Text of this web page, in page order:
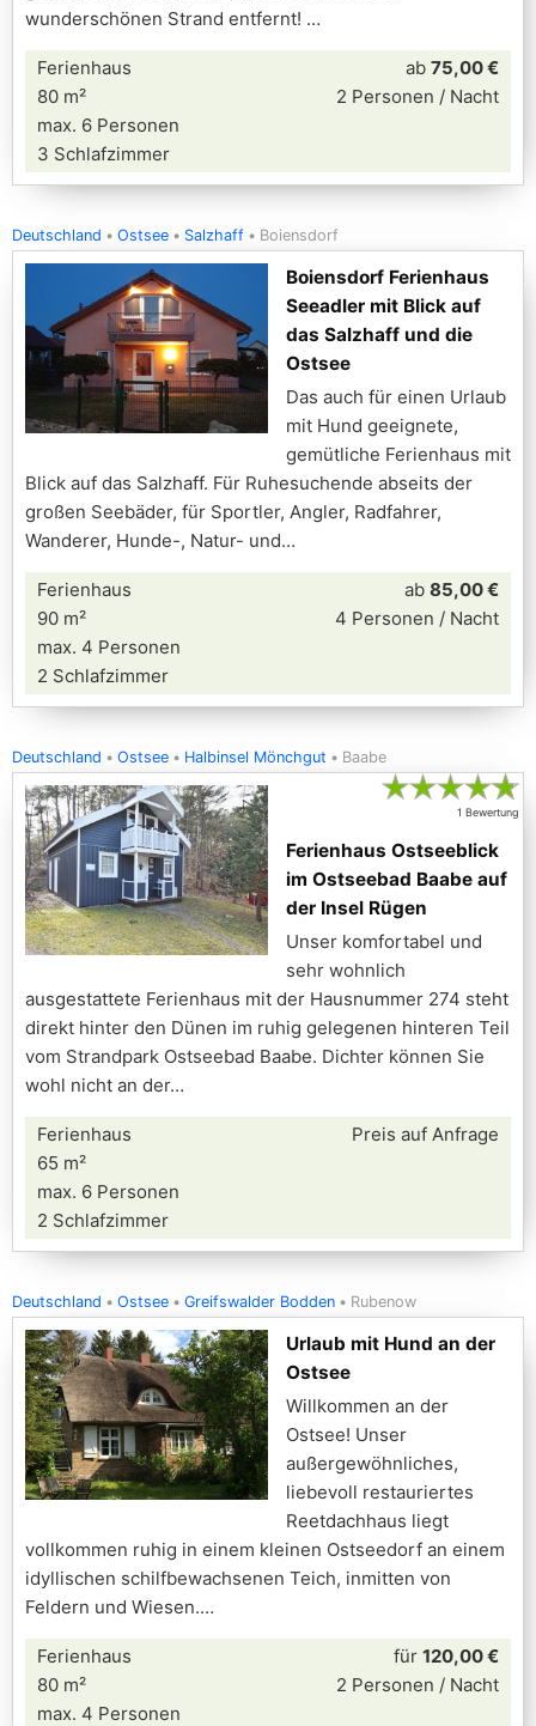
wunderschönen Strand entfernt!
Ferienhaus
80 m²
max. 6 Personen
3 Schlafzimmer
ab 75,00 €
2 Personen / Nacht
Deutschland Ostsee Salzhaff Boiensdorf
Boiensdorf Ferienhaus
Seeadler mit Blick auf
das Salzhaff und die
Ostsee
Das auch für einen Urlaub
mit Hund geeignete,
gemütliche Ferienhaus mit
Blick auf das Salzhaff. Für Ruhesuchende abseits der
großen Seebäder, für Sportler, Angler, Radfahrer,
Wanderer, Hunde-, Natur- und
Ferienhaus
90 m²
max. 4 Personen
2 Schlafzimmer
ab 85,00 €
4 Personen / Nacht
Deutschland Ostsee Halbinsel Mönchgut Baabe
★★★★★
1 Bewertung
Ferienhaus Ostseeblick
im Ostseebad Baabe auf
der Insel Rügen
Unser komfortabel und
sehr wohnlich
ausgestattete Ferienhaus mit der Hausnummer 274 steht
direkt hinter den Dünen im ruhig gelegenen hinteren Teil
vom Strandpark Ostseebad Baabe. Dichter können Sie
wohl nicht an der
Ferienhaus
65 m²
max. 6 Personen
2 Schlafzimmer
Preis auf Anfrage
Deutschland Ostsee Greifswalder Bodden Rubenow
Urlaub mit Hund an der
Ostsee
Willkommen an der
Ostsee! Unser
außergewöhnliches,
liebevoll restauriertes
Reetdachhaus liegt
vollkommen ruhig in einem kleinen Ostseedorf an einem
idyllischen schilfbewachsenen Teich, inmitten von
Feldern und Wiesen.
Ferienhaus
80 m²
max. 4 Personen
für 120,00 €
2 Personen / Nacht